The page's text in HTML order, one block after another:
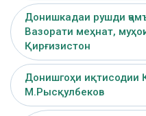
Донишкадаи рушди
Вазорати меҳнат,
Қирғизистон
Донишгоҳи иқтисодии
М.Рысқулбеков